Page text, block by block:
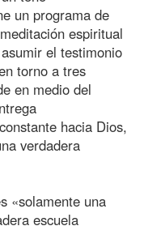
un programa de
espiritual
el testimonio
torno a tres
en medio del
hacia Dios,
verdadera
«solamente una
escuela